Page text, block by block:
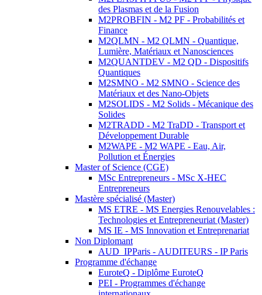
des Plasmas et de la Fusion
M2PROBFIN - M2 PF - Probabilités et
Finance
M2QLMN - M2 QLMN - Quantique,
Lumière, Matériaux et Nanosciences
M2QUANTDEV - M2 QD - Dispositifs
Quantiques
M2SMNO - M2 SMNO - Science des
Matériaux et des Nano-Objets
M2SOLIDS - M2 Solids - Mécanique des
Solides
M2TRADD - M2 TraDD - Transport et
Développement Durable
M2WAPE - M2 WAPE - Eau, Air,
Pollution et Énergies
Master of Science (CGE)
MSc Entrepreneurs - MSc X-HEC
Entrepreneurs
Mastère spécialisé (Master)
MS ETRE - MS Energies Renouvelables :
Technologies et Entrepreneuriat (Master)
MS IE - MS Innovation et Entreprenariat
Non Diplomant
AUD_IPParis - AUDITEURS - IP Paris
Programme d'échange
EuroteQ - Diplôme EuroteQ
PEI - Programmes d'échange